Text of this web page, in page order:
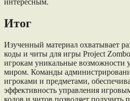
Итог
Изученный материал охватывает
коды и читы для игры Project
игрокам уникальные возможности
миром. Команды
игроками и предметами,
эффективность управления
кодов и читов позволяет получить